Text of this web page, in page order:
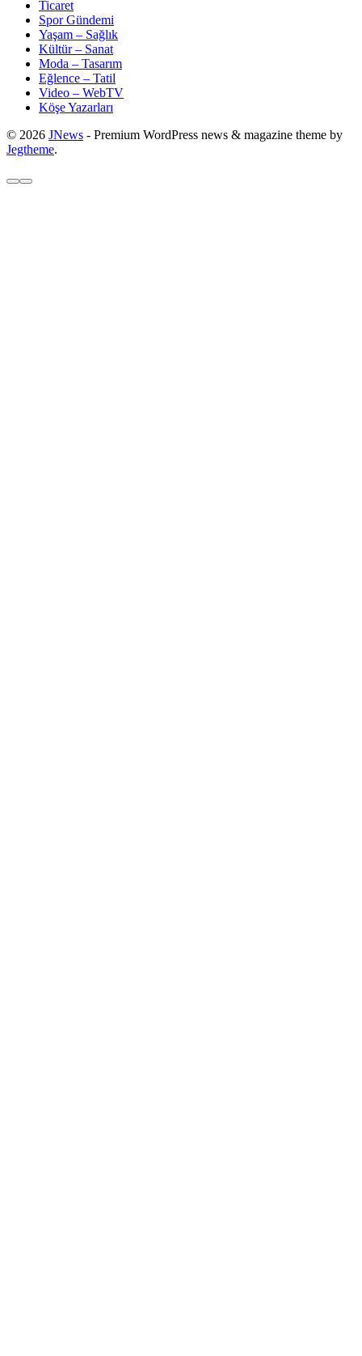
Ticaret
Spor Gündemi
Yaşam – Sağlık
Kültür – Sanat
Moda – Tasarım
Eğlence – Tatil
Video – WebTV
Köşe Yazarları
© 2026 JNews - Premium WordPress news & magazine theme by
Jegtheme.